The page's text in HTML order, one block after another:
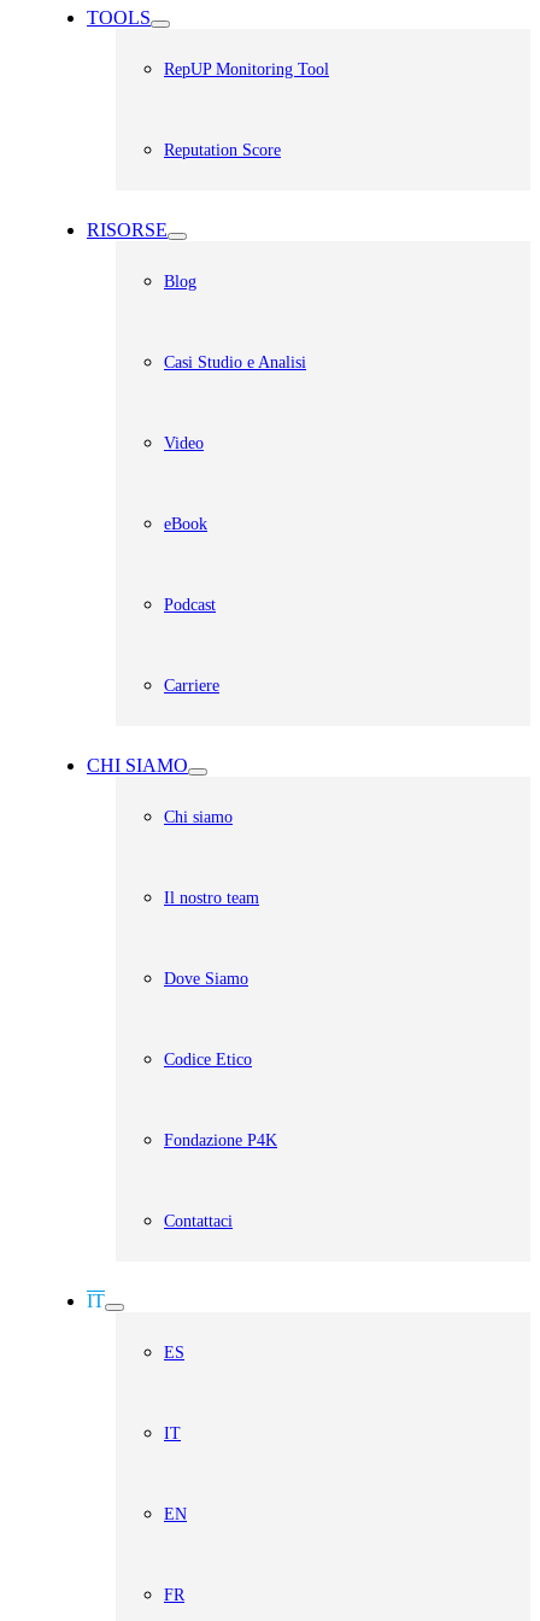
TOOLS
RepUP Monitoring Tool
Reputation Score
RISORSE
Blog
Casi Studio e Analisi
Video
eBook
Podcast
Carriere
CHI SIAMO
Chi siamo
Il nostro team
Dove Siamo
Codice Etico
Fondazione P4K
Contattaci
IT
ES
IT
EN
FR